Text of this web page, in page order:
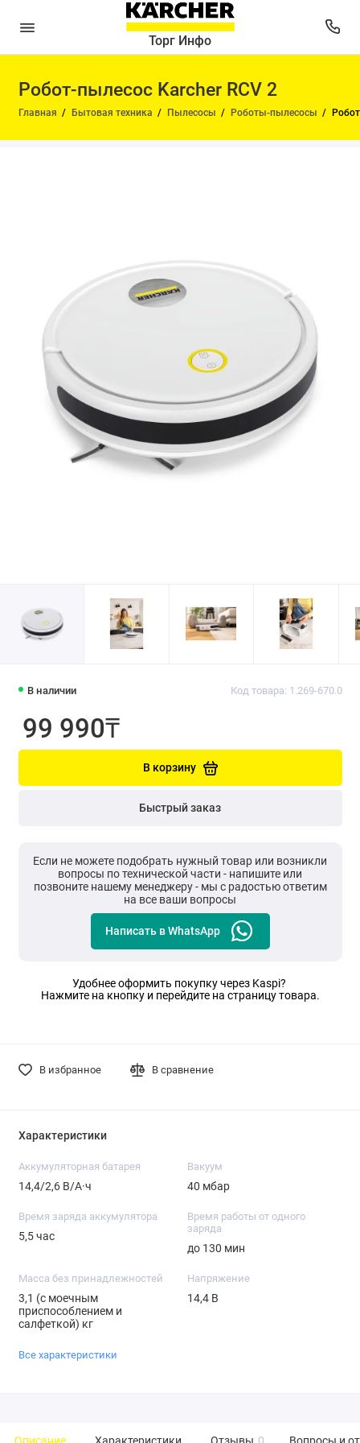
Торг Инфо
Робот-пылесос Karcher RCV 2
Главная Бытовая техника Пылесосы Роботы-пылесосы
В наличии Код товара: 1.269-670.0
99 990₸
В корзину
Быстрый заказ
Если не можете подобрать нужный товар или возникли
вопросы по технической части - напишите или
позвоните нашему менеджеру - мы с радостью ответим
на все ваши вопросы
Написать в WhatsApp
Удобнее оформить покупку через Kaspi?
Нажмите на кнопку и перейдите на страницу товара.
В избранное В сравнение
Характеристики
Аккумуляторная батарея
14,4/2,6 В/А·ч
Вакуум
40 мбар
Время заряда аккумулятора
5,5 час
Время работы от одного
заряда
до 130 мин
Масса без принадлежностей
3,1 (с моечным
приспособлением и
салфеткой) кг
Напряжение
14,4 B
Все характеристики